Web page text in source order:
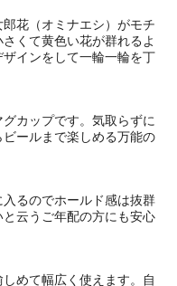
花（オミナエシ）がモチ
くて黄色い花が群れるよ
インをして一輪一輪を丁
カップです。気取らずに
ールまで楽しめる万能の
るのでホールド感は抜群
云うご年配の方にも安心
めて幅広く使えます。自